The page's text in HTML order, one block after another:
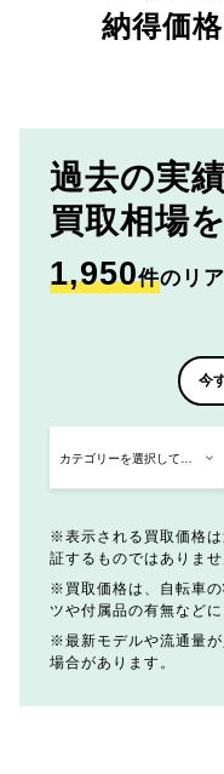
納得価
過去の実
買取相場
1,950件のリ
今
表示される買取価格
証するものではありませ
買取価格は、自転車
ツや付属品の有無など
最新モデルや流通量
場合があります。